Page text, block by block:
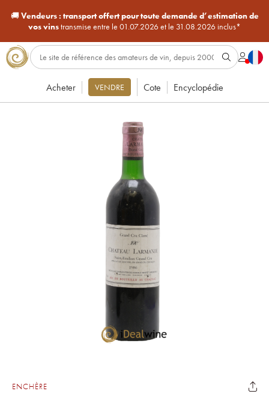
🚚Vendeurs : transport offert pour toute demande d’estimation de
vos vinstransmise entre le 01.07.2026 et le 31.08.2026 inclus*
Acheter VENDRE Cote Encyclopédie
ENCHÈRE